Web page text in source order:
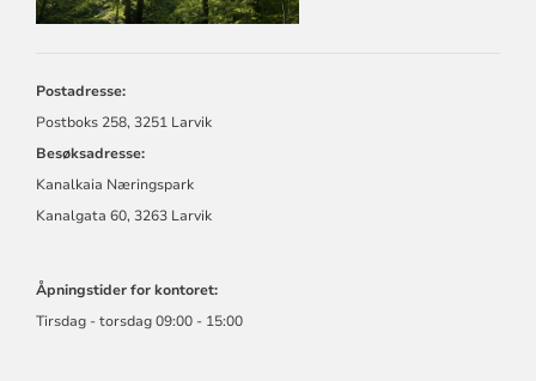
Postadresse:
Postboks 258, 3251 Larvik
Besøksadresse:
Kanalkaia Næringspark
Kanalgata 60, 3263 Larvik
Åpningstider for kontoret:
Tirsdag - torsdag 09:00 - 15:00